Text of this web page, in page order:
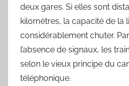
deux gares. Si elles sont
kilomètres, la capacité de la
considérablement chuter.
l’absence de signaux, les
selon le vieux principe du
téléphonique.